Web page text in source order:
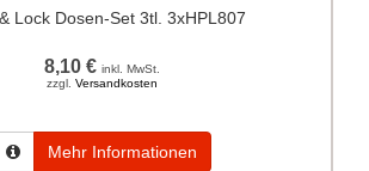
Lock Dosen-Set 3tl. 3xHPL807
8,10 € inkl. MwSt.
zzgl. Versandkosten
Mehr Informationen